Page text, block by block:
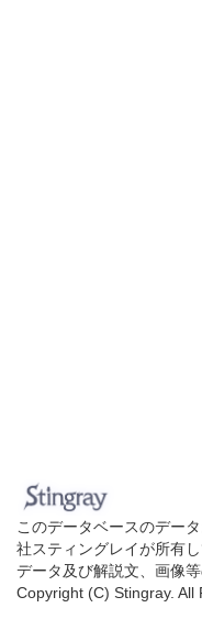
このデータベースのデー
社スティングレイが所有し
データ及び解説文、画像
Copyright (C) Stingray. All